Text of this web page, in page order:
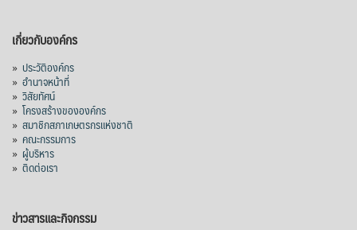
เกี่ยวกับองค์กร
» ประวัติองค์กร
» อำนาจหน้าที่
» วิสัยทัศน์
» โครงสร้างขององค์กร
» สมาชิกสภาเกษตรกรแห่งชาติ
» คณะกรรมการ
» ผู้บริหาร
» ติดต่อเรา
ข่าวสารและกิจกรรม